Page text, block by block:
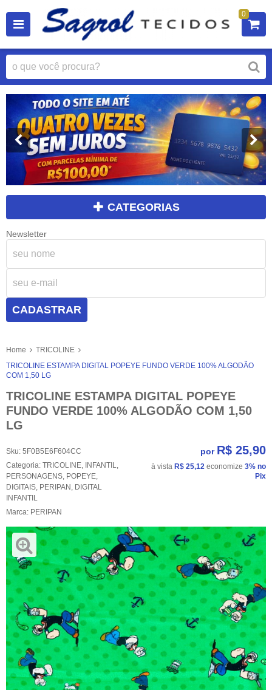
0
CATEGORIAS
Newsletter
CADASTRAR
Home
TRICOLINE
TRICOLINE ESTAMPA DIGITAL POPEYE FUNDO VERDE 100% ALGODÃO
COM 1,50 LG
TRICOLINE ESTAMPA DIGITAL POPEYE
FUNDO VERDE 100% ALGODÃO COM 1,50
LG
Sku: 5F0B5E6F604CC
Categoria: TRICOLINE, INFANTIL,
PERSONAGENS, POPEYE,
DIGITAIS, PERIPAN , DIGITAL
INFANTIL
Marca: PERIPAN
por R$ 25,90
à vista R$ 25,12 economize 3% no
Pix